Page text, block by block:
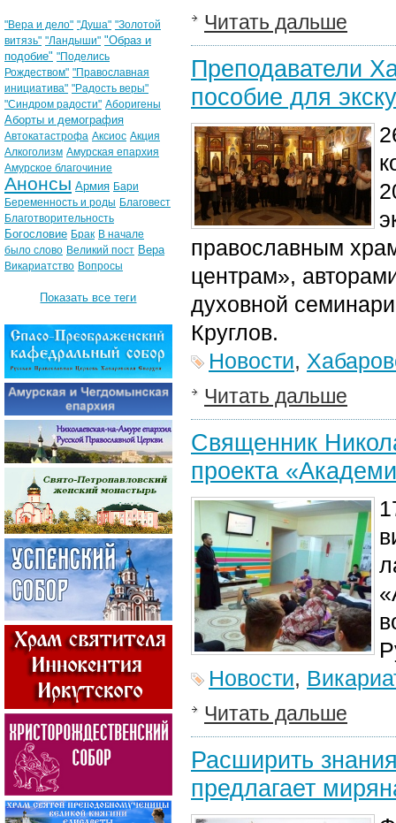
Читать дальше
Преподаватели
пособие для
православным
центрам»,
духовной
Круглов.
Новости,
Читать дальше
Священник
проекта
Новости,
Читать дальше
Расширить
предлагает
"Вера и дело" "Душа" "Золотой
витязь" "Ландыши" "Образ и
подобие" "Поделись
Рождеством" "Православная
инициатива" "Радость веры"
"Синдром радости" Аборигены
Аборты и демография
Автокатастрофа Аксиос Акция
Алкоголизм Амурская епархия
Амурское благочиние
Анонсы Армия Бари
Беременность и роды Благовест
Благотворительность
Богословие Брак В начале
было слово Великий пост Вера
Викариатство Вопросы
Показать все теги